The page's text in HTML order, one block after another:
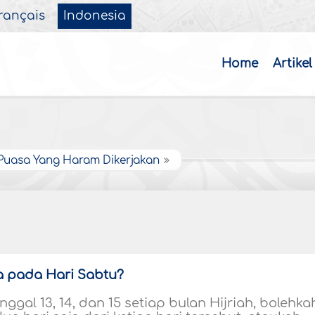
Indonesia
Home Artikel
Yang Haram Dikerjakan
pada Hari Sabtu?
13, 14, dan 15 setiap bulan Hijriah,